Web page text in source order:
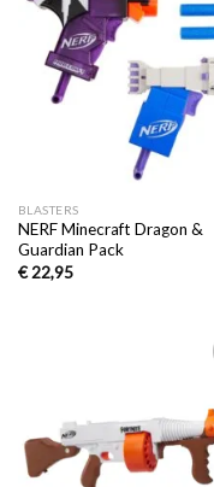
BLASTERS
NERF Minecraft Dragon &
Guardian Pack
€22,95
aan